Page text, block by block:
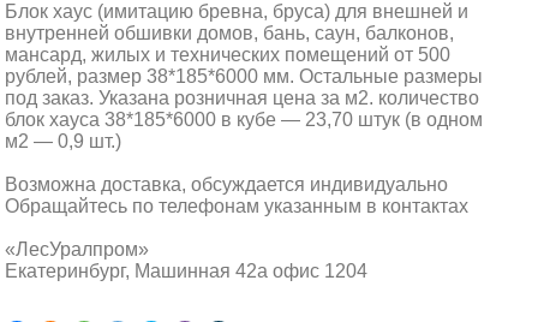
Блок хаус (имитацию бревна, бруса) для внешней и
внутренней обшивки домов, бань, саун, балконов,
мансард, жилых и технических помещений от 500
рублей, размер 38*185*6000 мм. Остальные размеры
под заказ. Указана розничная цена за м2. количество
блок хауса 38*185*6000 в кубе — 23,70 штук (в одном
м2 — 0,9 шт.)
Возможна доставка, обсуждается индивидуально
Обращайтесь по телефонам указанным в контактах
«ЛесУралпром»
Екатеринбург, Машинная 42а офис 1204